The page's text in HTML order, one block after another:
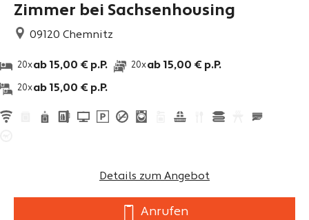
Zimmer bei Sachsenhousing
09120 Chemnitz
20xab 15,00 € p.P.
20xab 15,00 € p.P.
20xab 15,00 € p.P.
Details zum Angebot
Anrufen